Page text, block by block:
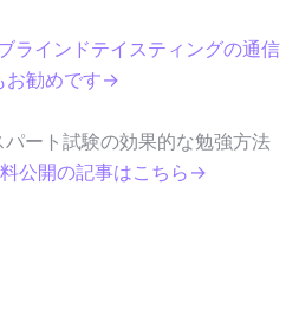
ラインドテイスティングの通信
お勧めです→
ート試験の効果的な勉強方法
公開の記事はこちら→